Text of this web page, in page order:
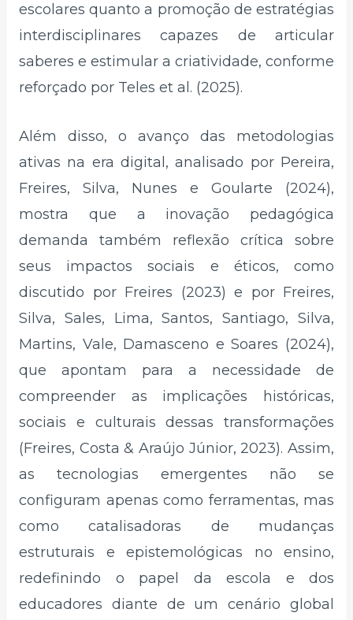
escolares quanto a promoção de estratégias
interdisciplinares capazes de articular
saberes e estimular a criatividade, conforme
reforçado por Teles et al. (2025).
Além disso, o avanço das metodologias
ativas na era digital, analisado por Pereira,
Freires, Silva, Nunes e Goularte (2024),
mostra que a inovação pedagógica
demanda também reflexão crítica sobre
seus impactos sociais e éticos, como
discutido por Freires (2023) e por Freires,
Silva, Sales, Lima, Santos, Santiago, Silva,
Martins, Vale, Damasceno e Soares (2024),
que apontam para a necessidade de
compreender as implicações históricas,
sociais e culturais dessas transformações
(Freires, Costa & Araújo Júnior, 2023). Assim,
as tecnologias emergentes não se
configuram apenas como ferramentas, mas
como catalisadoras de mudanças
estruturais e epistemológicas no ensino,
redefinindo o papel da escola e dos
educadores diante de um cenário global